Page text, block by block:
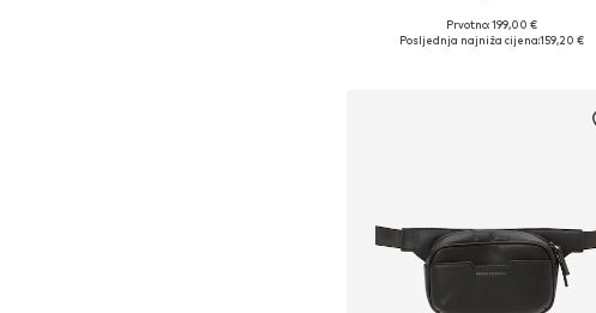
Dostupne veličine: One Size
Prvotno: 199,00 €
Posljednja najniža cijena:159,20 €